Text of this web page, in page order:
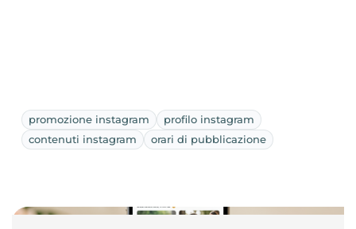
promozione instagram
profilo instagram
contenuti instagram
orari di pubblicazione